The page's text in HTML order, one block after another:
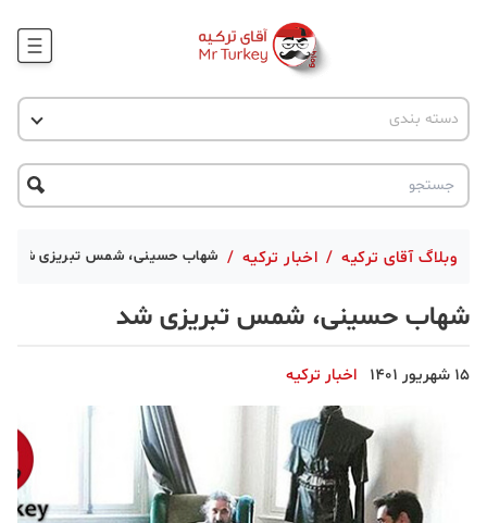
وبلاگ
جاذبه گردشگری
دسته بندی
اخبار ترکیه
پروژه ها
تحصیل در ترکیه
ترکیه گردی
دانستنی
دکوراسیون
وبلاگ آقای ترکیه / اخبار ترکیه / شهاب حسینی، شمس تبریزی شد
شهاب حسینی، شمس تبریزی شد
15 شهریور 1401 اخبار ترکیه